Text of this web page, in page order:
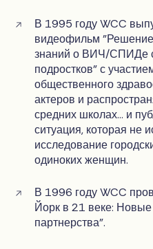
В 1995 году WCC
видеофильм
знаний о ВИЧ/СПИДе
подростков" с
общественного
актеров и
средних школах... и
ситуация, которая не
исследование
одиноких женщин.
В 1996 году WCC
Йорк в 21 веке:
партнерства".